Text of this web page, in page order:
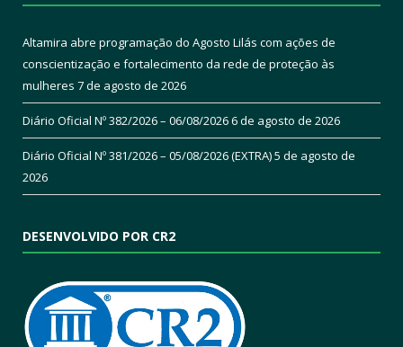
Altamira abre programação do Agosto Lilás com ações de
conscientização e fortalecimento da rede de proteção às
mulheres 7 de agosto de 2026
Diário Oficial Nº 382/2026 – 06/08/20266 de agosto de 2026
Diário Oficial Nº 381/2026 – 05/08/2026 (EXTRA)5 de agosto de
2026
DESENVOLVIDO POR CR2